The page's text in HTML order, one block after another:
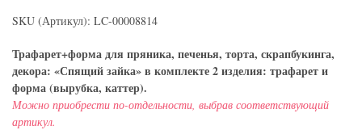
SKU (Артикул): LC-00008814
Трафарет+форма для пряника, печенья, торта, скрапбукинга,
декора: «Спящий зайка» в комплекте 2 изделия: трафарет и
форма (вырубка, каттер).
Можно приобрести по-отдельности, выбрав соответствующий
артикул.